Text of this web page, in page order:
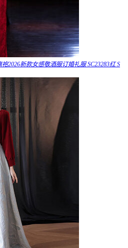
2026新款女感敬酒服订婚礼服 SC23283红 S